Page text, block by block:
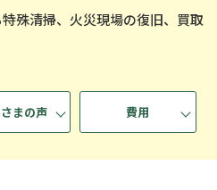
特殊清掃、火災現場の復旧、買取
まの声 費用